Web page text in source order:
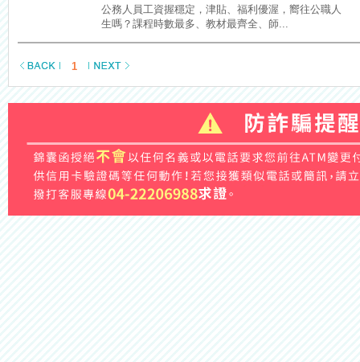
公務人員工資握穩定，津貼、福利優渥，嚮往公職人
生嗎？課程時數最多、教材最齊全、師...
1